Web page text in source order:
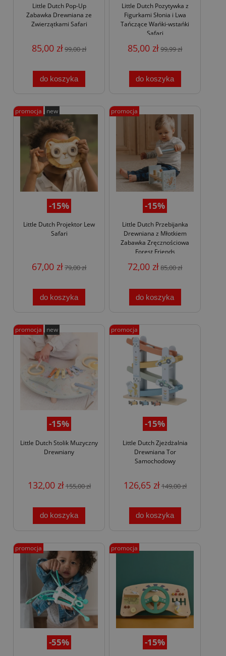
Little Dutch Pop-Up
Zabawka Drewniana ze
Zwierzątkami Safari
85,00 zł99,00 zł
do koszyka
Little Dutch Pozytywka z
Figurkami Słonia i Lwa
Tańczące Wańki-wstańki
Safari
85,00 zł99,99 zł
do koszyka
-15%
Little Dutch Projektor Lew
Safari
67,00 zł79,00 zł
do koszyka
promocja new
-15%
Little Dutch Przebijanka
Drewniana z Młotkiem
Zabawka Zręcznościowa
Forest Friends
72,00 zł85,00 zł
do koszyka
promocja
-15%
Little Dutch Stolik Muzyczny
Drewniany
132,00 zł155,00 zł
do koszyka
promocja new
-15%
Little Dutch Zjeżdżalnia
Drewniana Tor
Samochodowy
126,65 zł149,00 zł
do koszyka
promocja
-55%
promocja
-15%
promocja